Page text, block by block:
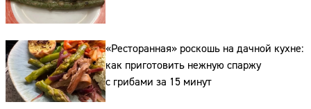
«Ресторанная» роскошь на дачной кухне:
как приготовить нежную спаржу
с грибами за 15 минут